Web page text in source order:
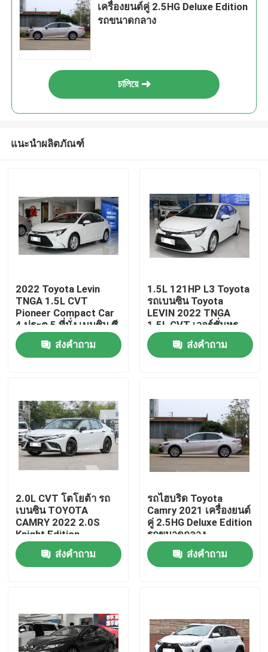
บ้าน
สินค้า
เกี่ยวกับเรา
ทัวร์โรงงาน
การควบคุมคุณภาพ
ติดต่อเรา
ขอทุน
รถยนต์ไฮบริดของโตโยต้า
เครื่องยนต์คู่ 2.5HG Deluxe Edition
รถขนาดกลาง
চালিয়ে
แนะนำผลิตภัณฑ์
2022 Toyota Levin
TNGA 1.5L CVT
Pioneer Compact Car
4 ประตู 5 ที่นั่ง เบนซิน ซี
ดาน
ส่งคำถาม
1.5L 121HP L3 Toyota
รถเบนซิน Toyota
LEVIN 2022 TNGA
1.5L CVT เวอร์ชั่นหรู
ส่งคำถาม
2.0L CVT โตโยต้า รถ
เบนซิน TOYOTA
CAMRY 2022 2.0S
Knight Edition
ส่งคำถาม
รถไฮบริด Toyota
Camry 2021 เครื่องยนต์
คู่ 2.5HG Deluxe Edition
รถขนาดกลาง
ส่งคำถาม